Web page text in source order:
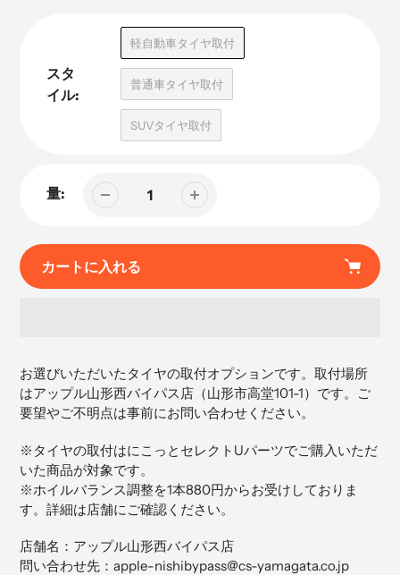
スタ
イル:
軽自動車タイヤ取付
普通車タイヤ取付
SUVタイヤ取付
量:
カートに入れる
ー
ト
に
商
品
を
追
加
す
る
お選びいただいたタイヤの取付オプションです。取付場所
はアップル山形西バイパス店（山形市高堂101-1）です。ご
要望やご不明点は事前にお問い合わせください。
※タイヤの取付はにこっとセレクトUパーツでご購入いただ
いた商品が対象です。
※ホイルバランス調整を1本880円からお受けしておりま
す。詳細は店舗にご確認ください。
店舗名：アップル山形西バイパス店
問い合わせ先：apple-nishibypass@cs-yamagata.co.jp